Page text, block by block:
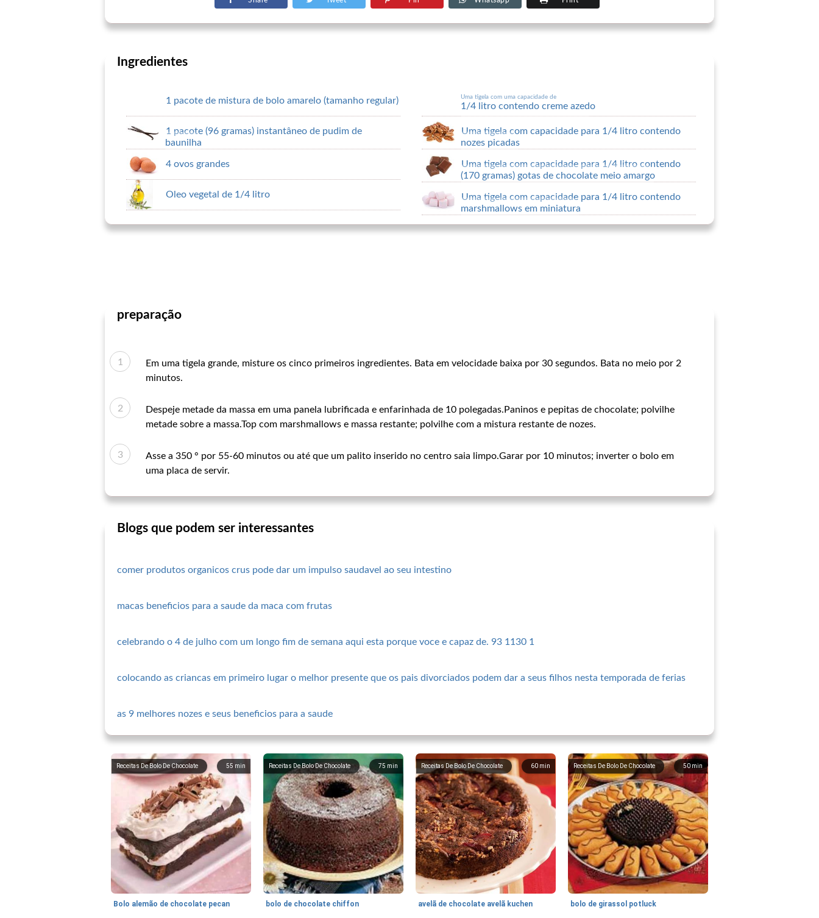
Ingredientes
1 pacote de mistura de bolo amarelo (tamanho regular)
1 pacote (96 gramas) instantâneo de pudim de
baunilha
4 ovos grandes
Oleo vegetal de 1/4 litro
Uma tigela com uma capacidade de
1/4 litro contendo creme azedo
Uma tigela com capacidade para 1/4 litro contendo
nozes picadas
Uma tigela com capacidade para 1/4 litro contendo
(170 gramas) gotas de chocolate meio amargo
Uma tigela com capacidade para 1/4 litro contendo
marshmallows em miniatura
preparação
Em uma tigela grande, misture os cinco primeiros ingredientes. Bata em velocidade baixa por 30 segundos. Bata no meio por 2
minutos.
Despeje metade da massa em uma panela lubrificada e enfarinhada de 10 polegadas.Paninos e pepitas de chocolate; polvilhe
metade sobre a massa.Top com marshmallows e massa restante; polvilhe com a mistura restante de nozes.
Asse a 350 ° por 55-60 minutos ou até que um palito inserido no centro saia limpo.Garar por 10 minutos; inverter o bolo em
uma placa de servir.
Blogs que podem ser interessantes
comer produtos organicos crus pode dar um impulso saudavel ao seu intestino
macas beneficios para a saude da maca com frutas
celebrando o 4 de julho com um longo fim de semana aqui esta porque voce e capaz de. 93 1130 1
colocando as criancas em primeiro lugar o melhor presente que os pais divorciados podem dar a seus filhos nesta temporada de ferias
as 9 melhores nozes e seus beneficios para a saude
55 min
Receitas De Bolo De Chocolate
Bolo alemão de chocolate pecan
75 min
Receitas De Bolo De Chocolate
bolo de chocolate chiffon
60 min
Receitas De Bolo De Chocolate
avelã de chocolate avelã kuchen
50 min
Receitas De Bolo De Chocolate
bolo de girassol potluck